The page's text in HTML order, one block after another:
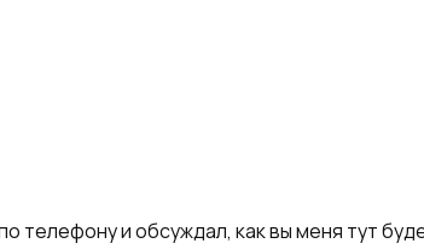
телефону и обсуждал, как вы меня тут